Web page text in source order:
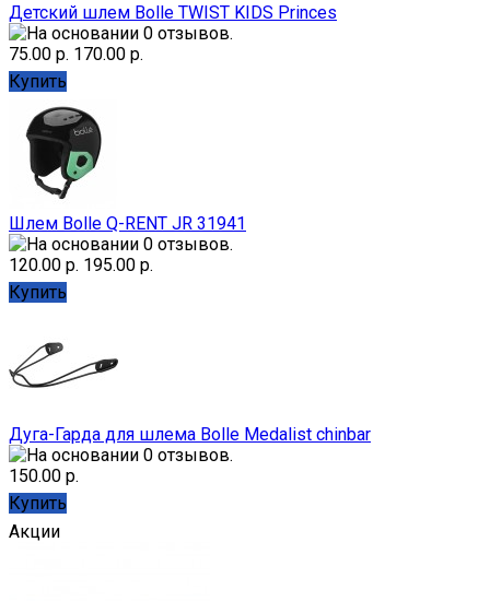
Детский шлем Bolle TWIST KIDS Princes
75.00 р. 170.00 р.
Купить
Шлем Bolle Q-RENT JR 31941
120.00 р. 195.00 р.
Купить
Дуга-Гарда для шлема Bolle Medalist chinbar
150.00 р.
Купить
Акции